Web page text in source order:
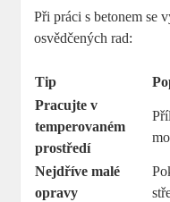
Při práci s betonem se
osvědčených rad:
Tip
Pracujte v
temperovaném
prostředí
Nejdříve malé
opravy